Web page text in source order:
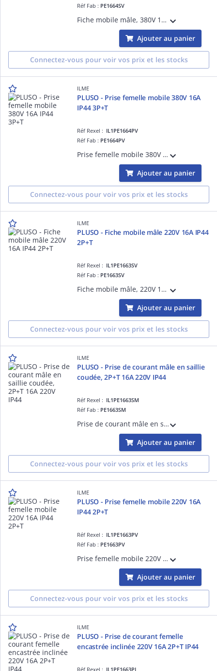
Réf Fab : PE1664SV
Fiche mobile mâle, 380V 16A 3P+T, position Terre 6h (rouge), raccordement à visser, degré IP44
Ajouter au panier
Connectez-vous pour voir vos prix et les stocks
ILME
PLUSO - Prise femelle mobile 380V 16A
IP44 3P+T
Réf Rexel : IL1PE1664PV
Réf Fab : PE1664PV
Prise femelle mobile 380V 16A 3P+T, position Terre 6h (rouge), raccordement à visser, degré IP44
Ajouter au panier
Connectez-vous pour voir vos prix et les stocks
ILME
PLUSO - Fiche mobile mâle 220V 16A IP44
2P+T
Réf Rexel : IL1PE1663SV
Réf Fab : PE1663SV
Fiche mobile mâle, 220V 16A 2P+T, position Terre 6h (bleu), raccordement à visser, degré IP44
Ajouter au panier
Connectez-vous pour voir vos prix et les stocks
ILME
PLUSO - Prise de courant mâle en saillie
coudée, 2P+T 16A 220V IP44
Réf Rexel : IL1PE1663SM
Réf Fab : PE1663SM
Prise de courant mâle en saillie coudée, 2P+T 16A 220V, position Terre 6h (bleu), raccordement à visser, degré IP44
Ajouter au panier
Connectez-vous pour voir vos prix et les stocks
ILME
PLUSO - Prise femelle mobile 220V 16A
IP44 2P+T
Réf Rexel : IL1PE1663PV
Réf Fab : PE1663PV
Prise femelle mobile 220V 16A 2P+T, position Terre 6h (bleu), raccordement à visser, degré IP44
Ajouter au panier
Connectez-vous pour voir vos prix et les stocks
ILME
PLUSO - Prise de courant femelle
encastrée inclinée 220V 16A 2P+T IP44
Réf Rexel : IL1PE1663PI